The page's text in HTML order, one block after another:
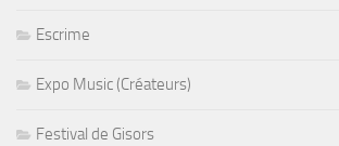
Escrime
Expo Music (Créateurs)
Festival de Gisors